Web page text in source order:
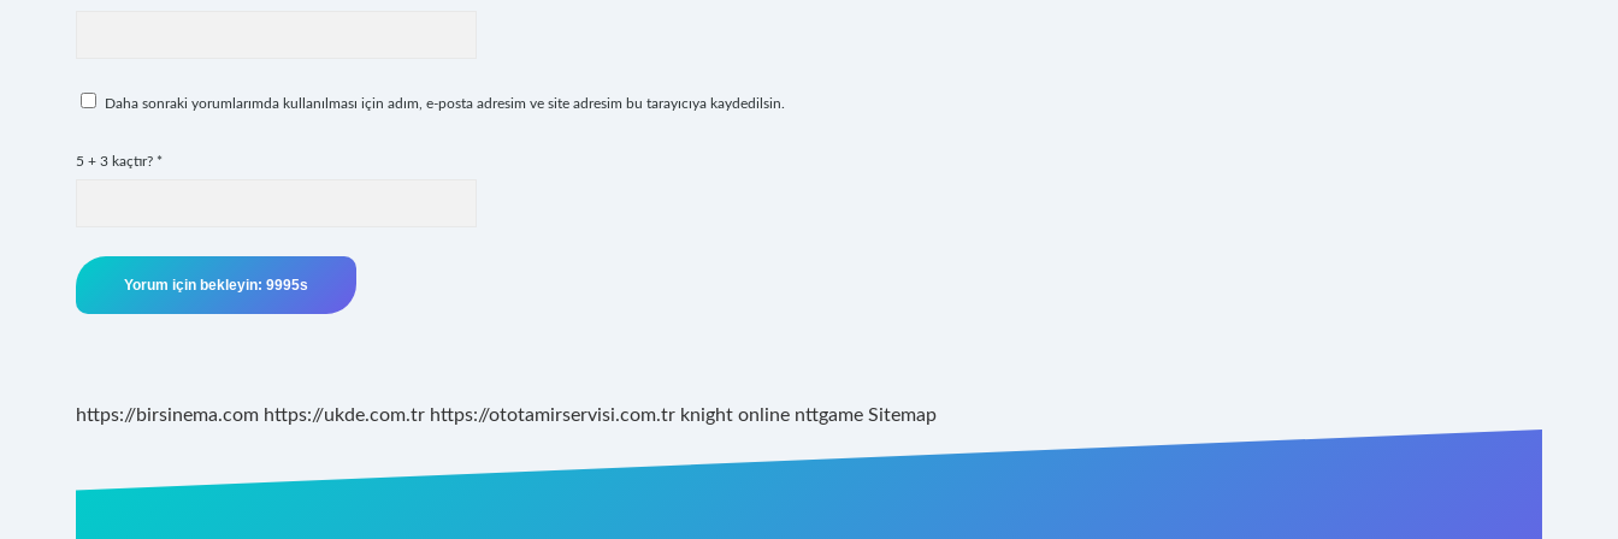
Daha sonraki yorumlarımda kullanılması için adım, e-posta adresim ve site adresim bu tarayıcıya kaydedilsin.
5 + 3 kaçtır? *
https://birsinema.com https://ukde.com.tr https://ototamirservisi.com.tr knight online nttgame Sitemap